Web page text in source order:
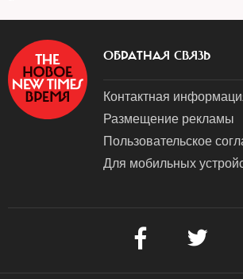
ОБРАТНАЯ СВЯЗЬ
Контактная
Размещение рекламы
Пользовательское
Для мобильных